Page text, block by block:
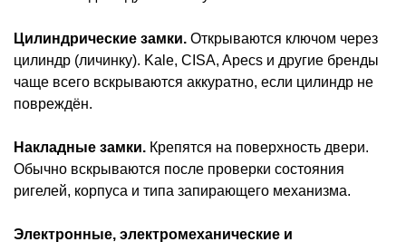
Цилиндрические замки. Открываются ключом через
цилиндр (личинку). Kale, CISA, Apecs и другие бренды
чаще всего вскрываются аккуратно, если цилиндр не
повреждён.
Накладные замки. Крепятся на поверхность двери.
Обычно вскрываются после проверки состояния
ригелей, корпуса и типа запирающего механизма.
Электронные, электромеханические и